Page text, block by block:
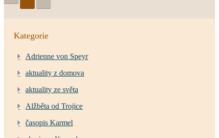
Kategorie
Adrienne von Speyr
aktuality z domova
aktuality ze světa
Alžběta od Trojice
časopis Karmel